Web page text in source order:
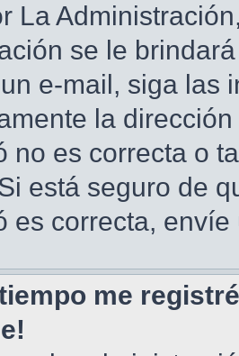
La
se le
e-mail, siga las
la
no es correcta o
está seguro de
es correcta,
me